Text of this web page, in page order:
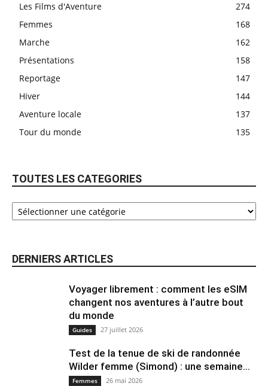
Les Films d'Aventure
274
Femmes
168
Marche
162
Présentations
158
Reportage
147
Hiver
144
Aventure locale
137
Tour du monde
135
TOUTES LES CATEGORIES
DERNIERS ARTICLES
Voyager librement : comment les eSIM
changent nos aventures à l’autre bout
du monde
Guides 27 juillet 2026
Test de la tenue de ski de randonnée
Wilder femme (Simond) : une semaine...
Femmes 26 mai 2026